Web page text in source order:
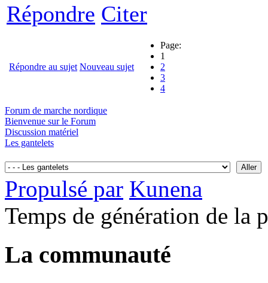
Répondre Citer
Répondre au sujet Nouveau sujet
Page:
1
2
3
4
Forum de marche nordique
Bienvenue sur le Forum
Discussion matériel
Les gantelets
Propulsé par Kunena
Temps de génération de la
La communauté